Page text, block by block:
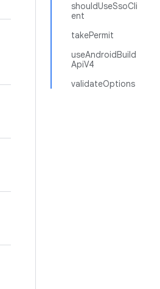
shouldUseSsoCli
ent
takePermit
useAndroidBuild
ApiV4
validateOptions